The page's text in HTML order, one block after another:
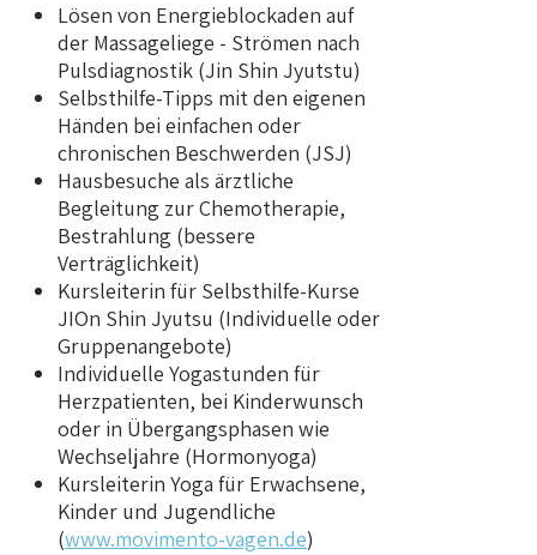
Lösen von Energieblockaden auf
der Massageliege - Strömen nach
Pulsdiagnostik (Jin Shin Jyutstu)
Selbsthilfe-Tipps mit den eigenen
Händen bei einfachen oder
chronischen Beschwerden (JSJ)
Hausbesuche als ärztliche
Begleitung zur Chemotherapie,
Bestrahlung (bessere
Verträglichkeit)
Kursleiterin für Selbsthilfe-Kurse
JIOn Shin Jyutsu (Individuelle oder
Gruppenangebote)
Individuelle Yogastunden für
Herzpatienten, bei Kinderwunsch
oder in Übergangsphasen wie
Wechseljahre (Hormonyoga)
Kursleiterin Yoga für Erwachsene,
Kinder und Jugendliche
(www.movimento-vagen.de)